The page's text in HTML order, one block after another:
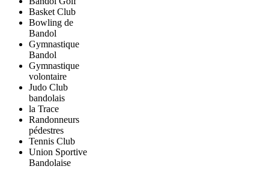
Basket Club
Bowling de
Bandol
Gymnastique
Bandol
Gymnastique
volontaire
Judo Club
bandolais
la Trace
Randonneurs
pédestres
Tennis Club
Union Sportive
Bandolaise